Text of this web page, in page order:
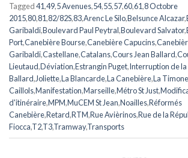
Tagged41,49,5 Avenues,54,55,57,60,61,8 Octobre
2015,80,81,82/82S,83,Arenc Le Silo,Belsunce Alcazar,
Garibaldi,Boulevard Paul Peytral,Boulevard Salvator,
Port,Canebière Bourse,Canebière Capucins,
Garibaldi,Castellane,Catalans,Cours Jean Ballard,
Lieutaud,Déviation,Estrangin Puget,Interruption de
Ballard,Joliette,La Blancarde,La Canebière,La Timone
Caillols,Manifestation,Marseille,Métro St Just,
d'itinéraire,MPM,MuCEM St Jean,Noailles,Réformés
Canebière,Retard,RTM,Rue Avièrinos,Rue de la
Fiocca,T2,T3,Tramway,Transports